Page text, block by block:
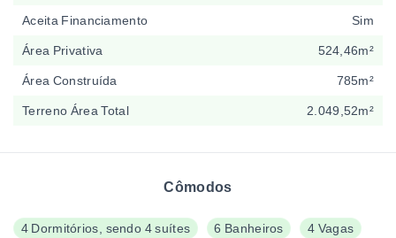
Cômodos
4 Dormitórios, sendo 4 suítes 6 Banheiros 4 Vagas
Aceita Financiamento Sim
Área Privativa 524,46m²
Área Construída 785m²
Terreno Área Total 2.049,52m²